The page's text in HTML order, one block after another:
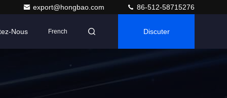
export@hongbao.com 86-512-58715276
Nous French Discuter